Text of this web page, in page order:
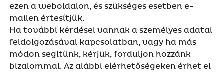
ezen a weboldalon, és szükséges esetben e-
mailen értesítjük.
Ha további kérdései vannak a személyes adatai
feldolgozásával kapcsolatban, vagy ha más
módon segítünk, kérjük, forduljon hozzánk
bizalommal. Az alábbi elérhetőségeken érhet el